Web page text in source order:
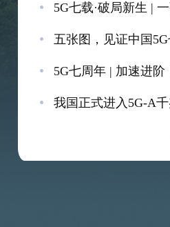
5G七载·破局新生 |
五张图，见证中国
5G七周年 | 加速进
我国正式进入5G-A